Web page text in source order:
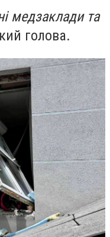
медзаклади та
голова.